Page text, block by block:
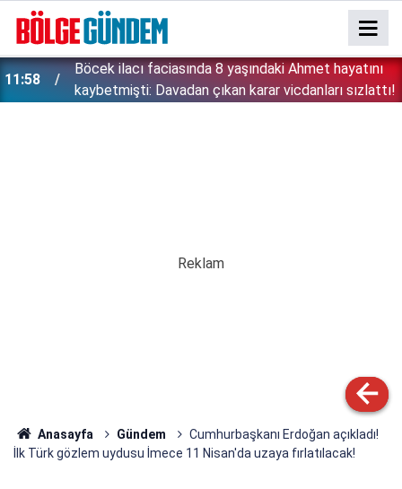
11:58
Böcek ilacı faciasında 8 yaşındaki Ahmet hayatını
kaybetmişti: Davadan çıkan karar vicdanları sızlattı!
Anasayfa Gündem
Cumhurbaşkanı Erdoğan açıkladı!
İlk Türk gözlem uydusu İmece 11 Nisan'da uzaya fırlatılacak!